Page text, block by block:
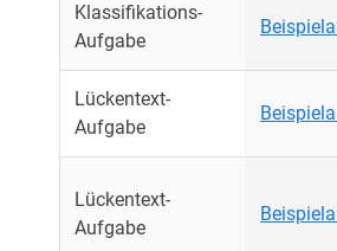
Klassifikations-
Aufgabe
Lückentext-
Aufgabe
Lückentext-
Aufgabe